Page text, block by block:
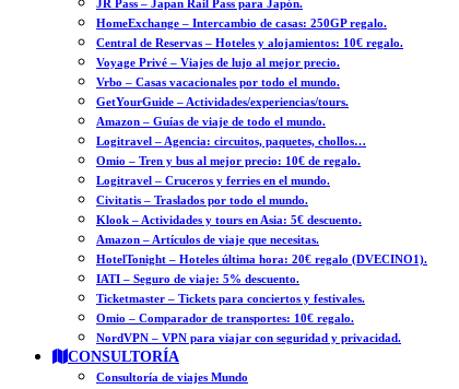
JR Pass – Japan Rail Pass para Japón.
HomeExchange – Intercambio de casas: 250GP regalo.
Central de Reservas – Hoteles y alojamientos: 10€ regalo.
Voyage Privé – Viajes de lujo al mejor precio.
Vrbo – Casas vacacionales por todo el mundo.
GetYourGuide – Actividades/experiencias/tours.
Amazon – Guías de viaje de todo el mundo.
Logitravel – Agencia: circuitos, paquetes, chollos…
Omio – Tren y bus al mejor precio: 10€ de regalo.
Logitravel – Cruceros y ferries en el mundo.
Civitatis – Traslados por todo el mundo.
Klook – Actividades y tours en Asia: 5€ descuento.
Amazon – Artículos de viaje que necesitas.
HotelTonight – Hoteles última hora: 20€ regalo (DVECINO1).
IATI – Seguro de viaje: 5% descuento.
Ticketmaster – Tickets para conciertos y festivales.
Omio – Comparador de transportes: 10€ regalo.
NordVPN – VPN para viajar con seguridad y privacidad.
CONSULTORÍA
Consultoría de viajes Mundo